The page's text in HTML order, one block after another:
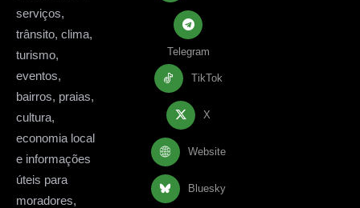
serviços,
trânsito, clima,
turismo,
eventos,
bairros, praias,
cultura,
economia local
e informações
úteis para
moradores,
Telegram
TikTok
X
Website
Bluesky